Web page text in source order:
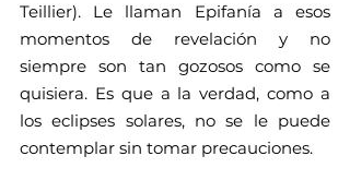
Teillier). Le llaman Epifanía a esos
momentos de revelación y no
siempre son tan gozosos como se
quisiera. Es que a la verdad, como a
los eclipses solares, no se le puede
contemplar sin tomar precauciones.